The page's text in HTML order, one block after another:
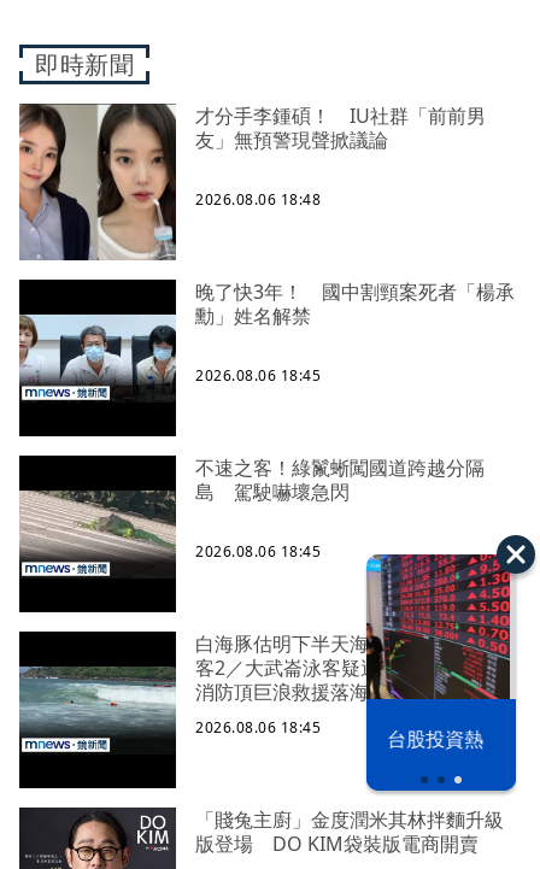
以色列 穹頂
台股投資熱
野球魂 鏡訪
台將
即時新聞
才分手李鍾碩！ IU社群「前前男
友」無預警現聲掀議論
2026.08.06 18:48
晚了快3年！ 國中割頸案死者「楊承
勳」姓名解禁
2026.08.06 18:45
不速之客！綠鬣蜥闖國道跨越分隔
島 駕駛嚇壞急閃
2026.08.06 18:45
白海豚估明下半天海警 離岸流捲泳
客2／大武崙泳客疑遭離岸流捲走 4
消防頂巨浪救援落海
2026.08.06 18:45
「賤兔主廚」金度潤米其林拌麵升級
版登場 DO KIM袋裝版電商開賣